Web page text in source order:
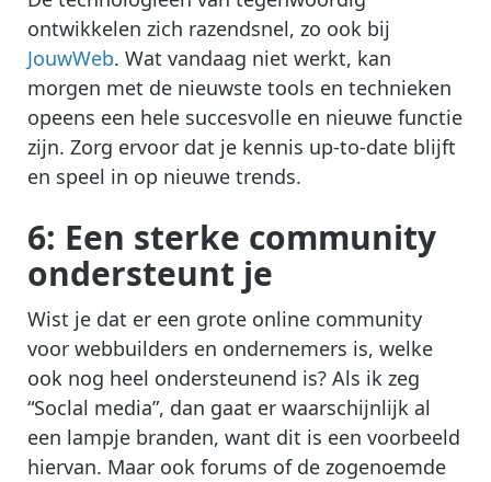
ontwikkelen zich razendsnel, zo ook bij
JouwWeb. Wat vandaag niet werkt, kan
morgen met de nieuwste tools en technieken
opeens een hele succesvolle en nieuwe functie
zijn. Zorg ervoor dat je kennis up-to-date blijft
en speel in op nieuwe trends.
6: Een sterke community
ondersteunt je
Wist je dat er een grote online community
voor webbuilders en ondernemers is, welke
ook nog heel ondersteunend is? Als ik zeg
“Soclal media”, dan gaat er waarschijnlijk al
een lampje branden, want dit is een voorbeeld
hiervan. Maar ook forums of de zogenoemde